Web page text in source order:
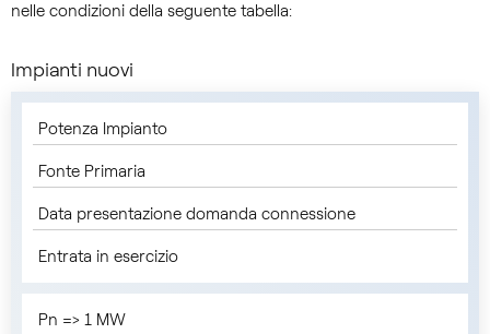
nelle condizioni della seguente tabella:
Impianti nuovi
Potenza Impianto
Fonte Primaria
Data presentazione domanda connessione
Entrata in esercizio
Pn => 1 MW